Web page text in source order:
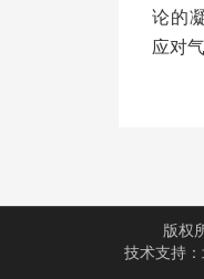
论的
应对
版权
技术支持：